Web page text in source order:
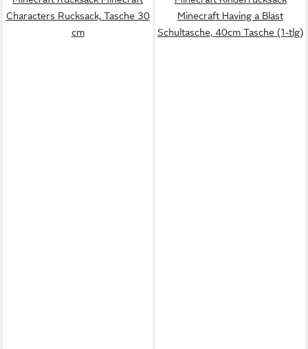
Characters Rucksack, Tasche 30
cm
Minecraft Having a Blast
Schultasche, 40cm Tasche (1-tlg)